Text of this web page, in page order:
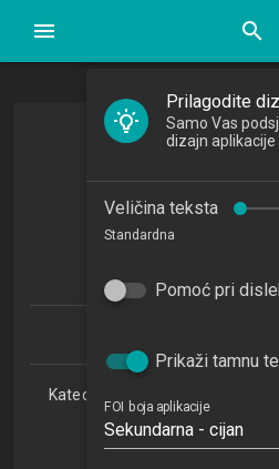
search
Upravljanje
Knowledge
2015/
Katedra za teorijske i
znanosti
RI
Prilagodite
dizajn aplikacije
Veličina teksta
Standardna
Pomoć pri
Prikaži tamnu
FOI boja aplikacije
Sekundarna - cijan